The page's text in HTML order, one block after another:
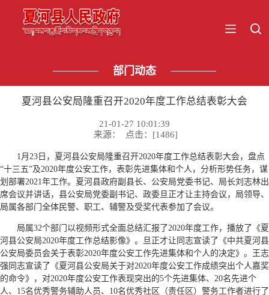
部门动态
夏河县公安局隆重召开2020年度工作总结表彰大会
21-01-27 10:01:39
来源： 点击：[1486]
1月23日，夏河县公安局隆重召开2020年度工作总结表彰大会，盘点
“十三五”及2020年度公安工作，表彰先进集体和个人，分析形势任务，谋
划部署2021年工作。夏河县政府副县长、公安局党委书记、局长刘志林出
席会议并讲话，县公安局党委副书记、政委旦正才让主持会议，局领导、
局属各部门全体民警、职工、辅警及受奖代表参加了会议。
局属32个部门以视频形式全面总结汇报了2020年度工作，播放了《夏
河县公安局2020年度工作总结影像》。旦正才让同志宣读了《中共夏河县
公安局委员会关于表彰2020年度公安工作先进集体和个人的决定》。王志
强同志宣读了《夏河县公安局关于对2020年度公安工作成绩突出个人嘉奖
的命令》，对2020年度公安工作表现突出的5个先进集体、20名先进个
人、15名优秀警务辅助人员、10名优秀社区（责任区）警务工作者进行了